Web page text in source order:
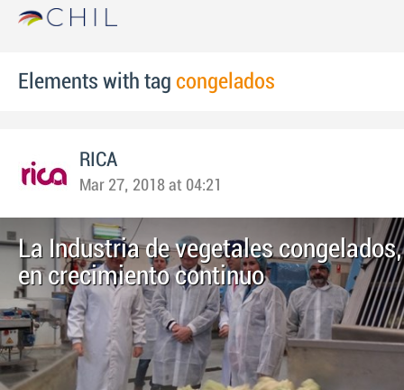
Elements with tag congelados
RICA
Mar 27, 2018 at 04:21
La Industria de vegetales
en crecimiento continuo